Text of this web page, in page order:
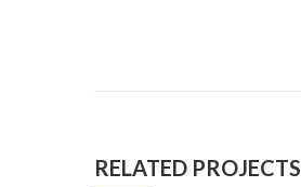
RELATED PROJECTS